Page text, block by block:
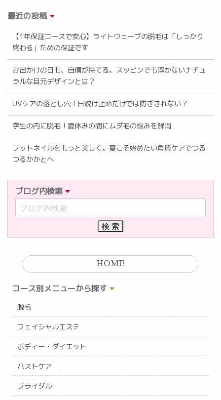
最近の投稿
【1年保証コースで安心】ライトウェーブの脱毛は「しっかり
終わる」ための保証です
お出かけの日も、自信が持てる。スッピンでも浮かないナチュ
ラルな目元デザインとは？
UVケアの落とし穴！日焼け止めだけでは防ぎきれない？
学生の内に脱毛！夏休みの間にムダ毛の悩みを解消
フットネイルをもっと美しく。夏こそ始めたい角質ケアでつる
つるかかとへ
ブログ内検索
HOME
コース別メニューから探す
脱毛
フェイシャルエステ
ボディー・ダイエット
バストケア
ブライダル